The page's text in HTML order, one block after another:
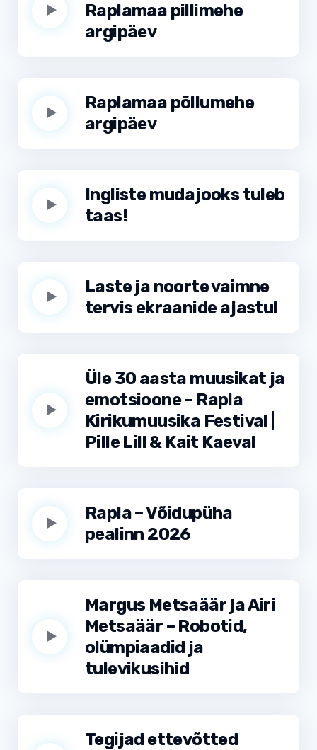
Raplamaa pillimehe
argipäev
Raplamaa põllumehe
argipäev
Ingliste mudajooks tuleb
taas!
Laste ja noorte vaimne
tervis ekraanide ajastul
Üle 30 aasta muusikat ja
emotsioone – Rapla
Kirikumuusika Festival |
Pille Lill & Kait Kaeval
Rapla – Võidupüha
pealinn 2026
Margus Metsaäär ja Airi
Metsaäär – Robotid,
olümpiaadid ja
tulevikusihid
Tegijad ettevõtted